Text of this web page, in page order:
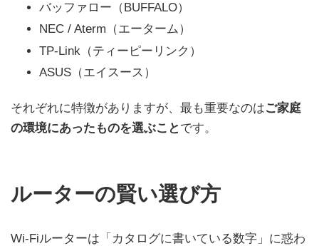
バッファロー（BUFFALO）
NEC / Aterm（エーターム）
TP-Link（ティーピーリンク）
ASUS（エイスース）
それぞれに特徴がありますが、最も重要なのはご家庭
の環境にあったものを選ぶこと です。
ルーターの賢い選び方
Wi-Fiルーターは「カタログに書いている数字」に惑わ